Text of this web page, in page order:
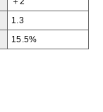
1.3
15.5%